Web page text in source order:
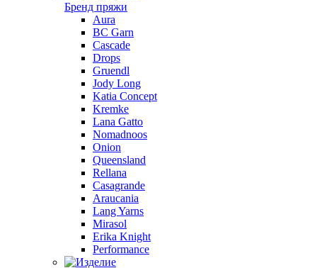
Бренд пряжи
Aura
BC Garn
Cascade
Drops
Gruendl
Jody Long
Katia Concept
Kremke
Lana Gatto
Nomadnoos
Onion
Queensland
Rellana
Casagrande
Araucania
Lang Yarns
Mirasol
Erika Knight
Performance